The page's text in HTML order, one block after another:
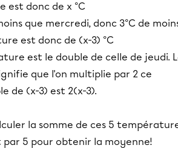
est donc de x °C
que mercredi, donc 3°C de
est donc de (x-3) °C
est le double de celle de jeudi.
que l'on multiplie par 2 ce
de (x-3) est 2(x-3).
la somme de ces 5
par 5 pour obtenir la moyenne!